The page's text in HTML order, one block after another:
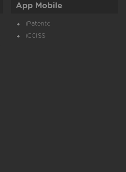
App Mobile
iPatente
iCCISS